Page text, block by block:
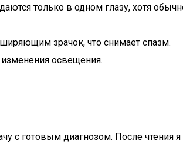
только в одном глазу, хотя
зрачок, что снимает спазм.
освещения.
с готовым диагнозом. После чтения